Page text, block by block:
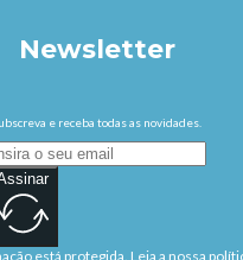
Newsletter
e receba todas as novidades.
está protegida. Leia a nossa